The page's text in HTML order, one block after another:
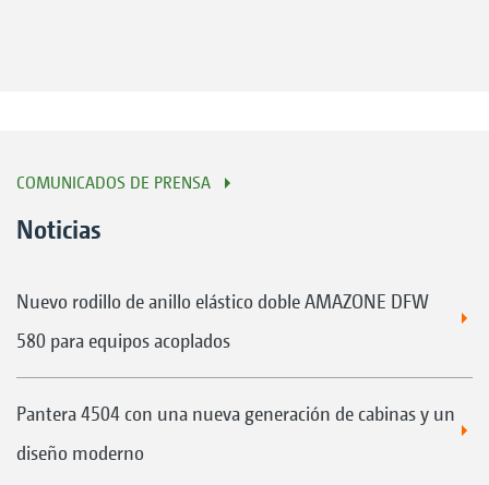
COMUNICADOS DE PRENSA
Noticias
Nuevo rodillo de anillo elástico doble AMAZONE DFW
580 para equipos acoplados
Pantera 4504 con una nueva generación de cabinas y un
diseño moderno